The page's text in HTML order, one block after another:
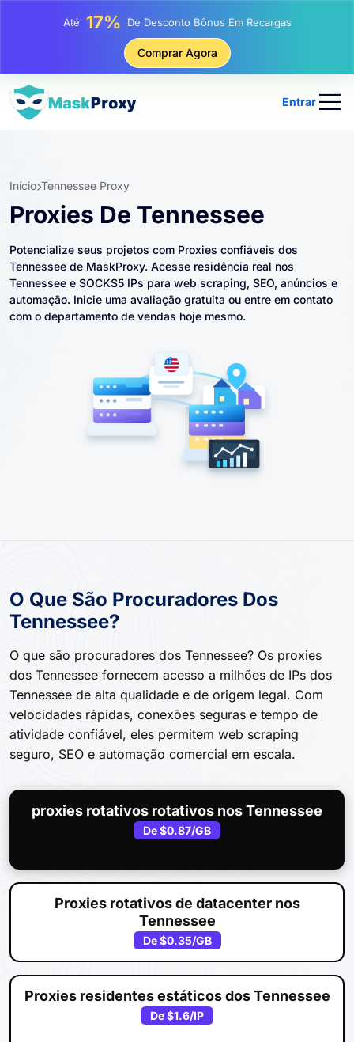
Até25%Desconto Em Compras Estáticas De IP
Desconto Em Compras Rotativas De IP
Comprar Agora
Entrar
Início Tennessee Proxy
Proxies De Tennessee
Potencialize seus projetos com Proxies confiáveis ​​dos
Tennessee de MaskProxy. Acesse residência real nos
Tennessee e SOCKS5 IPs para web scraping, SEO, anúncios e
automação. Inicie uma avaliação gratuita ou entre em contato
com o departamento de vendas hoje mesmo.
O Que São Procuradores Dos
Tennessee?
O que são procuradores dos Tennessee? Os proxies
dos Tennessee fornecem acesso a milhões de IPs dos
Tennessee de alta qualidade e de origem legal. Com
velocidades rápidas, conexões seguras e tempo de
atividade confiável, eles permitem web scraping
seguro, SEO e automação comercial em escala.
proxies rotativos rotativos nos Tennessee
De$0.87/GB
Proxies rotativos de datacenter nos
Tennessee
De$0.35/GB
Proxies residentes estáticos dos Tennessee
De$1.6/IP